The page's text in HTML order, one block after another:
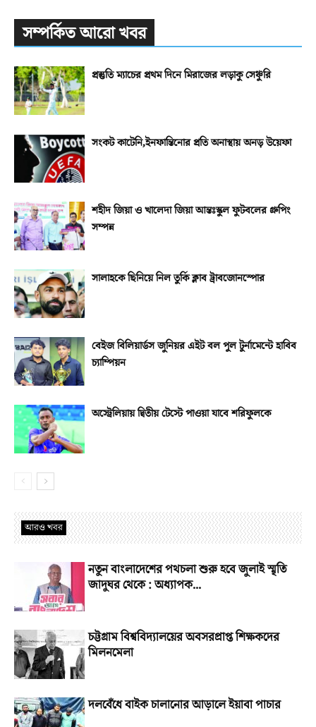
সম্পর্কিত আরো খবর
প্রস্তুতি ম্যাচের প্রথম দিনে মিরাজের লড়াকু সেঞ্চুরি
সংকট কাটেনি,ইনফান্তিনোর প্রতি অনাস্থায় অনড় উয়েফা
শহীদ জিয়া ও খালেদা জিয়া আন্তঃস্কুল ফুটবলের গ্রুপিং
সম্পন্ন
সালাহকে ছিনিয়ে নিল তুর্কি ক্লাব ট্রাবজোনস্পোর
বেইজ বিলিয়ার্ডস জুনিয়র এইট বল পুল টুর্নামেন্টে হাবিব
চ্যাম্পিয়ন
অস্ট্রেলিয়ায় দ্বিতীয় টেস্টে পাওয়া যাবে শরিফুলকে
আরও খবর
নতুন বাংলাদেশের পথচলা শুরু হবে জুলাই স্মৃতি
জাদুঘর থেকে : অধ্যাপক...
চট্টগ্রাম বিশ্ববিদ্যালয়ের অবসরপ্রাপ্ত শিক্ষকদের
মিলনমেলা
দলবেঁধে বাইক চালানোর আড়ালে ইয়াবা পাচার